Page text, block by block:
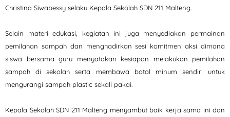
Christina Siwabessy selaku Kepala Sekolah SDN 211 Malteng.
Selain materi edukasi, kegiatan ini juga menyediakan permainan
pemilahan sampah dan menghadirkan sesi komitmen aksi dimana
siswa bersama guru menyatakan kesiapan melakukan pemilahan
sampah di sekolah serta membawa botol minum sendiri untuk
mengurangi sampah plastic sekali pakai.
Kepala Sekolah SDN 211 Malteng menyambut baik kerja sama ini dan